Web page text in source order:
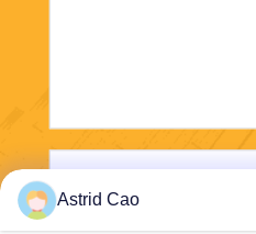
Astrid Cao